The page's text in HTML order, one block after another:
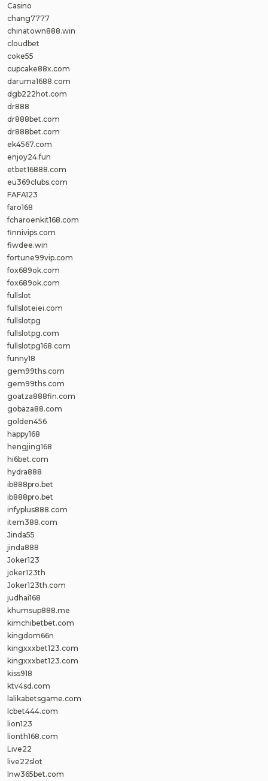
Casino
chang7777
chinatown888.win
cloudbet
coke55
cupcake88x.com
daruma1688.com
dgb222hot.com
dr888
dr888bet.com
dr888bet.com
ek4567.com
enjoy24.fun
etbet16888.com
eu369clubs.com
FAFA123
faro168
fcharoenkit168.com
finnivips.com
fiwdee.win
fortune99vip.com
fox689ok.com
fox689ok.com
fullslot
fullsloteiei.com
fullslotpg
fullslotpg.com
fullslotpg168.com
funny18
gem99ths.com
gem99ths.com
goatza888fin.com
gobaza88.com
golden456
happy168
hengjing168
hi6bet.com
hydra888
ib888pro.bet
ib888pro.bet
infyplus888.com
item388.com
Jinda55
jinda888
Joker123
joker123th
Joker123th.com
judhai168
khumsup888.me
kimchibetbet.com
kingdom66n
kingxxxbet123.com
kingxxxbet123.com
kiss918
ktv4sd.com
lalikabetsgame.com
lcbet444.com
lion123
lionth168.com
Live22
live22slot
lnw365bet.com